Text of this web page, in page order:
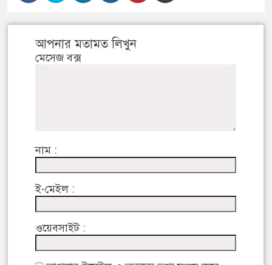
আপনার মতামত লিখুন
মেসেজ বক্স
নাম :
ই-মেইল :
ওয়েবসাইট :